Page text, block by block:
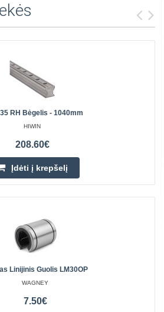
RH Bėgelis - 1040mm
HIWIN
208.60€
Įdėti į krepšelį
Linijinis Guolis LM30OP
WAGNEY
7.50€